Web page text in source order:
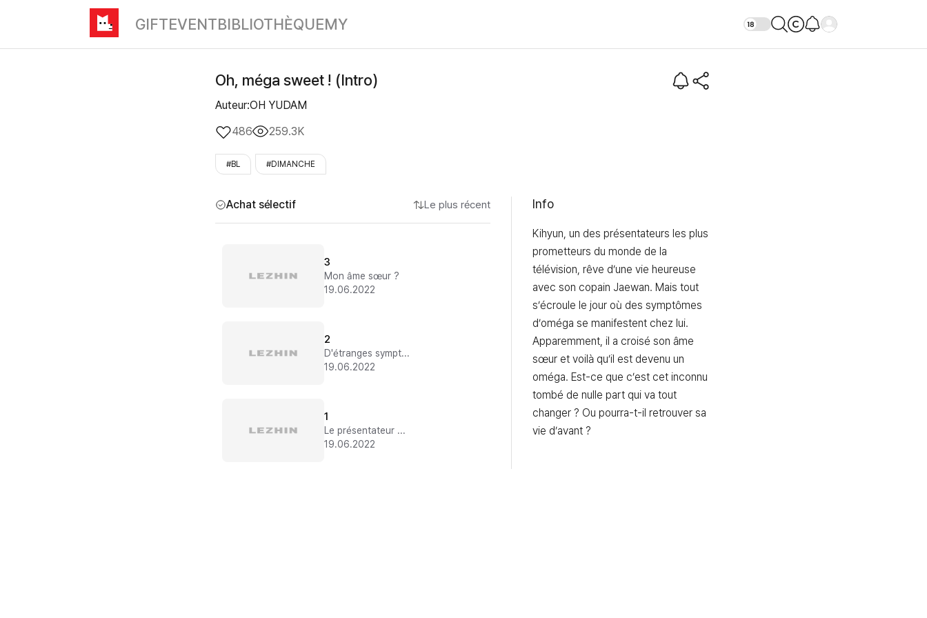
GIFTEVENTBIBLIOTHÈQUEMY
Oh, méga sweet ! (Intro)
Auteur:OH YUDAM
486
259.3K
#BL #DIMANCHE
Achat sélectif Le plus récent
3
Mon âme sœur ?
19.06.2022
2
D'étranges symptômes
19.06.2022
1
Le présentateur prodige
19.06.2022
Info
Kihyun, un des présentateurs les plus
prometteurs du monde de la
télévision, rêve d’une vie heureuse
avec son copain Jaewan. Mais tout
s’écroule le jour où des symptômes
d’oméga se manifestent chez lui.
Apparemment, il a croisé son âme
sœur et voilà qu’il est devenu un
oméga. Est-ce que c’est cet inconnu
tombé de nulle part qui va tout
changer ? Ou pourra-t-il retrouver sa
vie d’avant ?